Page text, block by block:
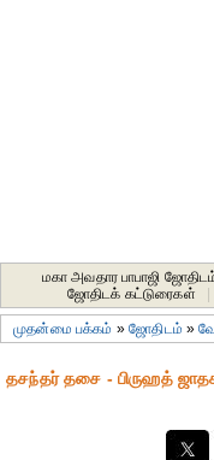
மகா அவதார பாபாஜி
ஜோதிடக் கட்டுரைகள்
முதன்மை பக்கம் »ஜோதிடம் »
தசந்தர் தசை - பிருஹத்